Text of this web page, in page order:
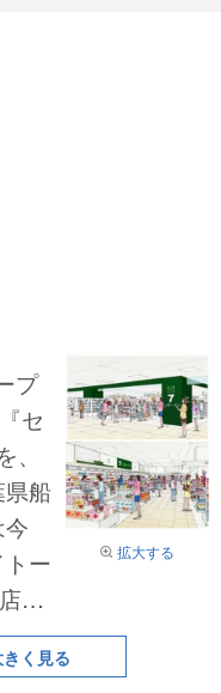
拡大する
プ
セ
船
ー
す
を
く見る